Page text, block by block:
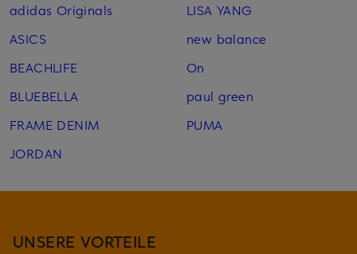
adidas Originals
ASICS
BEACHLIFE
BLUEBELLA
FRAME DENIM
JORDAN
LISA YANG
new balance
On
paul green
PUMA
UNSERE VORTEILE